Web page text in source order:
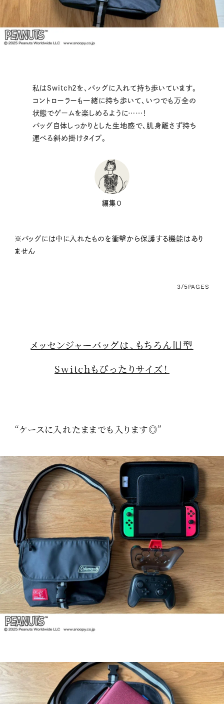
私はSwitch2を、バッグに入れて持ち歩いています。
コントローラーも一緒に持ち歩いて、いつでも万全の
状態でゲームを楽しめるように……！
バッグ自体しっかりとした生地感で、肌身離さず持ち
運べる斜め掛けタイプ。
編集O
※バッグには中に入れたものを衝撃から保護する機能はあり
ません
3/5PAGES
メッセンジャーバッグは、もちろん旧型
Switchもぴったりサイズ！
“ケースに入れたままでも入ります◎”